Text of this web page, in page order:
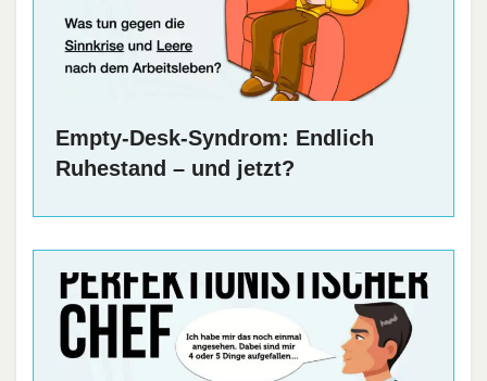
Empty-Desk-Syndrom: Endlich
Ruhestand – und jetzt?